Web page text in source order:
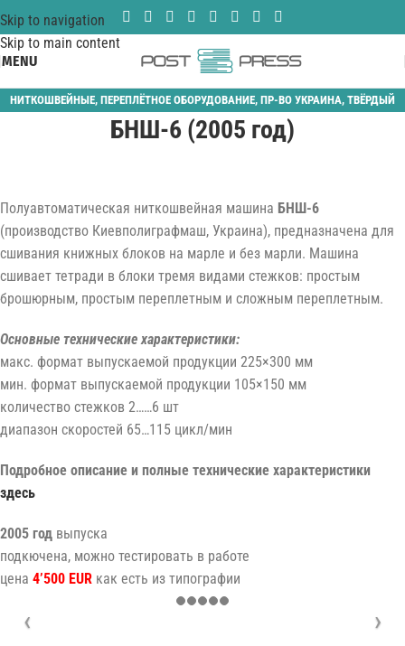
Skip to navigation
Skip to main content
MENU
НИТКОШВЕЙНЫЕ, ПЕРЕПЛЁТНОЕ ОБОРУДОВАНИЕ, ПР-ВО УКРАИНА, ТВЁРДЫЙ
ПЕРЕПЛЁТ
БНШ-6 (2005 год)
Полуавтоматическая ниткошвейная машина БНШ-6
(производство Киевполиграфмаш, Украина), предназначена для
сшивания книжных блоков на марле и без марли. Машина
сшивает тетради в блоки тремя видами стежков: простым
брошюрным, простым переплетным и сложным переплетным.
Основные технические характеристики:
макс. формат выпускаемой продукции 225×300 мм
мин. формат выпускаемой продукции 105×150 мм
количество стежков 2……6 шт
диапазон скоростей 65…115 цикл/мин
Подробное описание и полные технические характеристики
здесь
2005 год выпуска
подкючена, можно тестировать в работе
цена 4’500 EUR как есть из типографии